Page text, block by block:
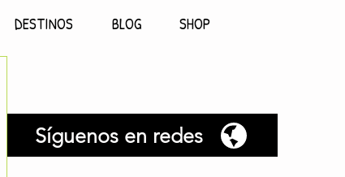
DESTINOS BLOG SHOP
Síguenos en redes